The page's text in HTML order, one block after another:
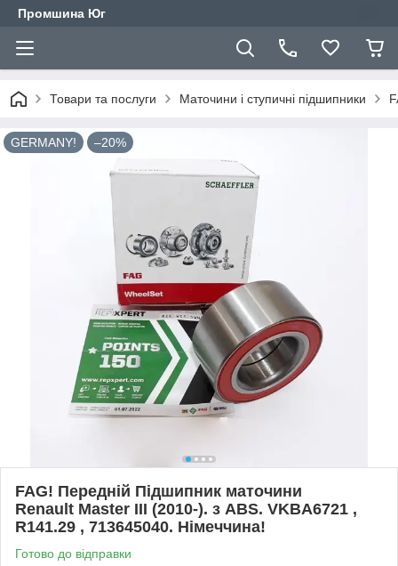
Промшина Юг
Товари та послуги Маточини і ступичні підшипники
GERMANY! –20%
FAG! Передній Підшипник маточини
Renault Master III (2010-). з ABS. VKBA6721 ,
R141.29 , 713645040. Німеччина!
Готово до відправки